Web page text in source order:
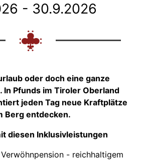
- 30.9.2026
oder doch eine ganze
In Pfunds im Tiroler Oberland
jeden Tag neue Kraftplätze
Berg entdecken.
diesen Inklusivleistungen
- reichhaltigem